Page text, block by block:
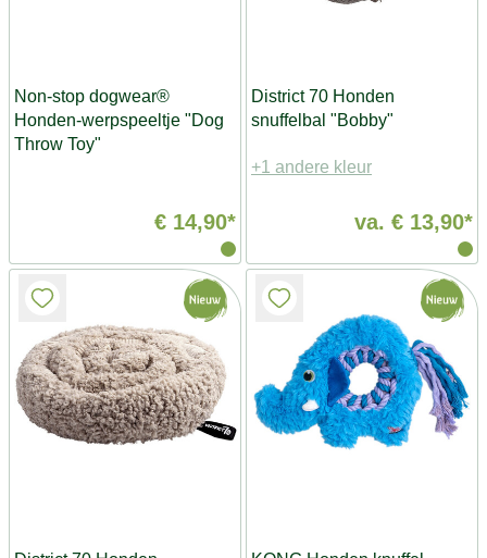
Non-stop dogwear®
Honden-werpspeeltje "Dog
Throw Toy"
€ 14,90*
District 70 Honden
snuffelbal "Bobby"
+1 andere kleur
va. € 13,90*